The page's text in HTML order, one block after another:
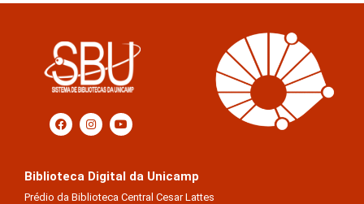
Biblioteca Digital da Unicamp
Prédio da Biblioteca Central Cesar Lattes